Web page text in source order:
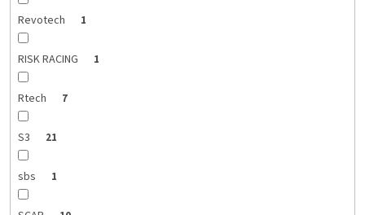
Revotech 1
RISK RACING 1
Rtech 7
S3 21
sbs 1